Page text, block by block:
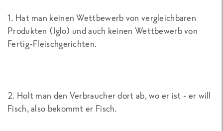
1. Hat man keinen Wettbewerb von vergleichbaren
Produkten (Iglo) und auch keinen Wettbewerb von
Fertig-Fleischgerichten.
2. Holt man den Verbraucher dort ab, wo er ist - er will
Fisch, also bekommt er Fisch.